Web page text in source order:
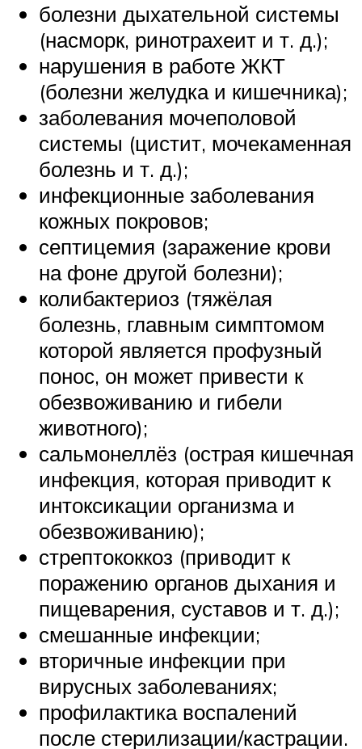
болезни дыхательной системы
(насморк, ринотрахеит и т. д.);
нарушения в работе ЖКТ
(болезни желудка и кишечника);
заболевания мочеполовой
системы (цистит, мочекаменная
болезнь и т. д.);
инфекционные заболевания
кожных покровов;
септицемия (заражение крови
на фоне другой болезни);
колибактериоз (тяжёлая
болезнь, главным симптомом
которой является профузный
понос, он может привести к
обезвоживанию и гибели
животного);
сальмонеллёз (острая кишечная
инфекция, которая приводит к
интоксикации организма и
обезвоживанию);
стрептококкоз (приводит к
поражению органов дыхания и
пищеварения, суставов и т. д.);
смешанные инфекции;
вторичные инфекции при
вирусных заболеваниях;
профилактика воспалений
после стерилизации/кастрации.